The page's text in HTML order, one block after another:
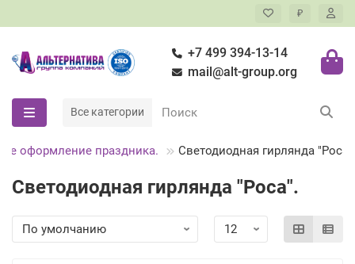
₽
+7 499 394-13-14
mail@alt-group.org
Все категории
оформление праздника. Светодиодная гирлянда "Роса".
Светодиодная гирлянда "Роса".